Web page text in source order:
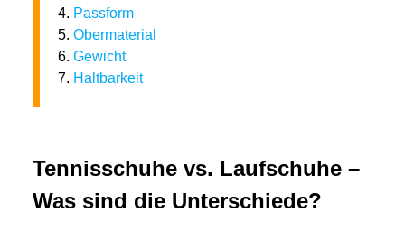
4. Passform
5. Obermaterial
6. Gewicht
7. Haltbarkeit
Tennisschuhe vs. Laufschuhe –
Was sind die Unterschiede?